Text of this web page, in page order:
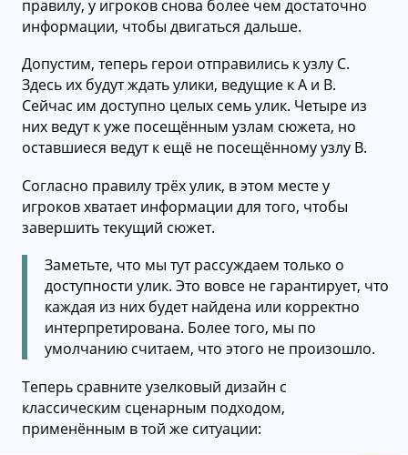
правилу, у игроков снова более чем достаточно
информации, чтобы двигаться дальше.
Допустим, теперь герои отправились к узлу С.
Здесь их будут ждать улики, ведущие к A и B.
Сейчас им доступно целых семь улик. Четыре из
них ведут к уже посещённым узлам сюжета, но
оставшиеся ведут к ещё не посещённому узлу B.
Согласно правилу трёх улик, в этом месте у
игроков хватает информации для того, чтобы
завершить текущий сюжет.
Заметьте, что мы тут рассуждаем только о
доступности улик. Это вовсе не гарантирует, что
каждая из них будет найдена или корректно
интерпретирована. Более того, мы по
умолчанию считаем, что этого не произошло.
Теперь сравните узелковый дизайн с
классическим сценарным подходом,
применённым в той же ситуации: